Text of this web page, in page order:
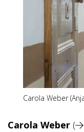
Carola Weber
Carola Weber (